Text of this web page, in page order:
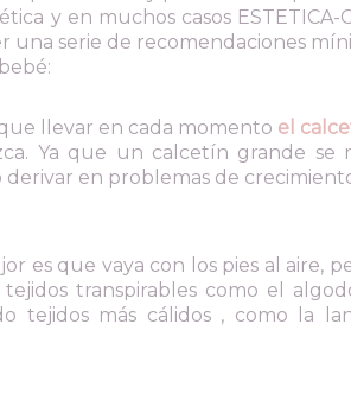
y en muchos casos ESTETICA-
una serie de recomendaciones
llevar en cada momento el
Ya que un calcetín grande se
en problemas de
es que vaya con los pies al aire,
transpirables como el
tejidos más cálidos , como la